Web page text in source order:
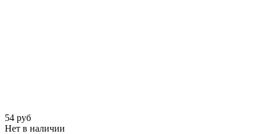
54 руб
Нет в наличии